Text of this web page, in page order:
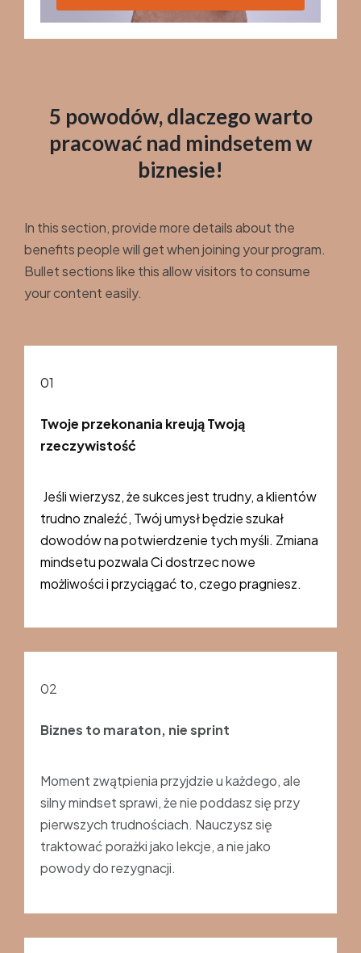
5 powodów, dlaczego warto
pracować nad mindsetem w
biznesie!
In this section, provide more details about the
benefits people will get when joining your program.
Bullet sections like this allow visitors to consume
your content easily.
01
Twoje przekonania kreują Twoją
rzeczywistość
Jeśli wierzysz, że sukces jest trudny, a klientów
trudno znaleźć, Twój umysł będzie szukał
dowodów na potwierdzenie tych myśli. Zmiana
mindsetu pozwala Ci dostrzec nowe
możliwości i przyciągać to, czego pragniesz.
02
Biznes to maraton, nie sprint
Moment zwątpienia przyjdzie u każdego, ale
silny mindset sprawi, że nie poddasz się przy
pierwszych trudnościach. Nauczysz się
traktować porażki jako lekcje, a nie jako
powody do rezygnacji.